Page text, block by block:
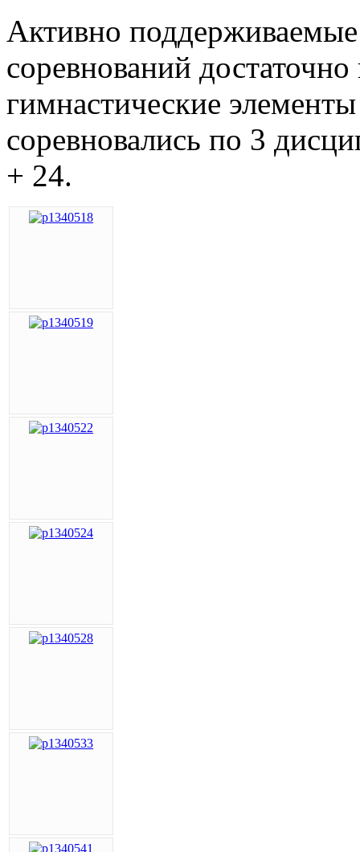
Активно
соревнований
гимнастические
соревновались по 3
+ 24.